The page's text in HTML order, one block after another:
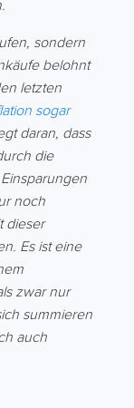
sondern
belohnt
letzten
sogar
daran, dass
die
noch
dieser
Es ist eine
zwar nur
summieren
auch